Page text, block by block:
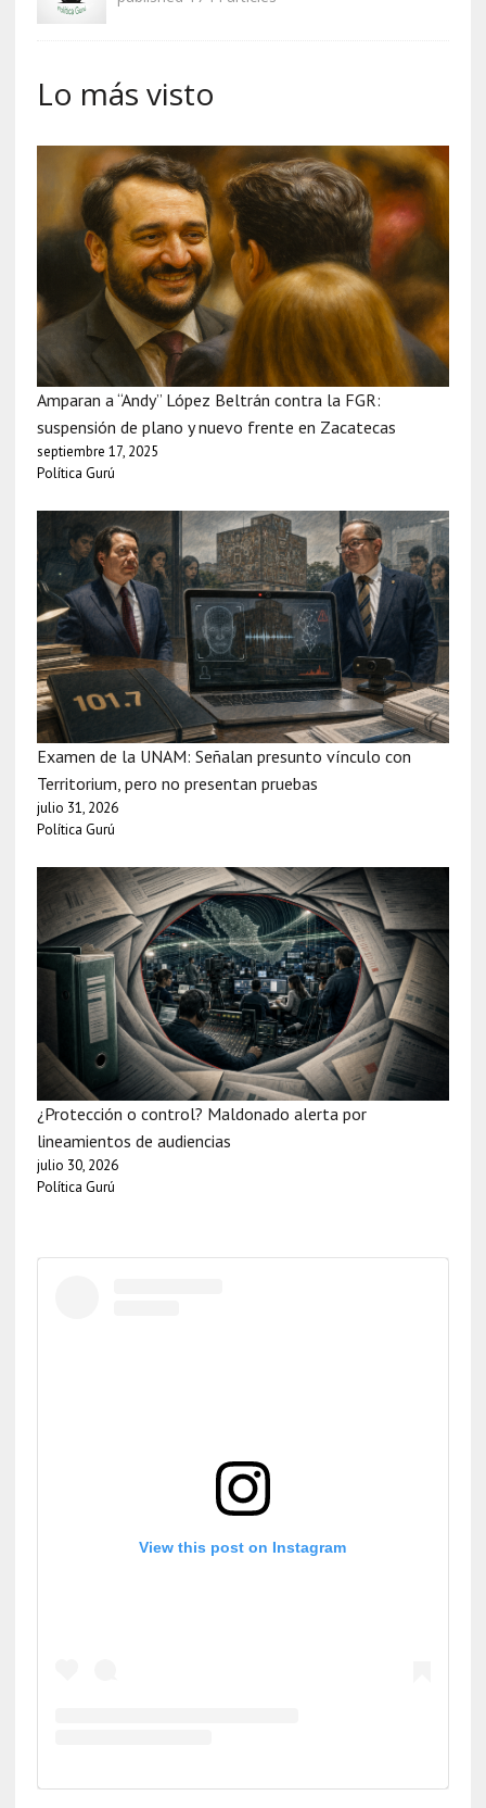
Lo más visto
Amparan a “Andy” López Beltrán contra la FGR:
suspensión de plano y nuevo frente en Zacatecas
septiembre 17, 2025
Política Gurú
Examen de la UNAM: Señalan presunto vínculo con
Territorium, pero no presentan pruebas
julio 31, 2026
Política Gurú
¿Protección o control? Maldonado alerta por
lineamientos de audiencias
julio 30, 2026
Política Gurú
View this post on Instagram